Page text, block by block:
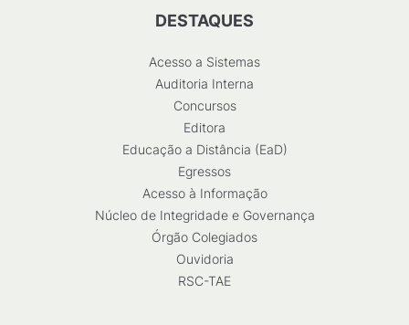
DESTAQUES
Acesso a Sistemas
Auditoria Interna
Concursos
Editora
Educação a Distância (EaD)
Egressos
Acesso à Informação
Núcleo de Integridade e Governança
Órgão Colegiados
Ouvidoria
RSC-TAE